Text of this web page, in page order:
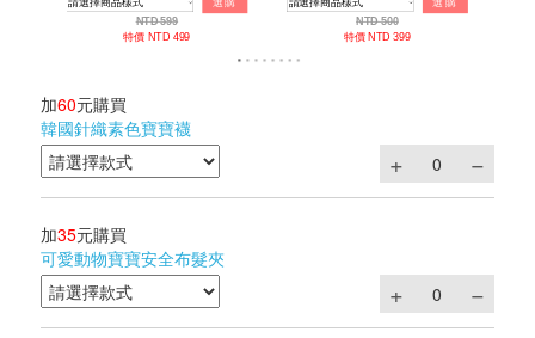
加60元購買
韓國針織素色寶寶襪
加35元購買
可愛動物寶寶安全布髮夾